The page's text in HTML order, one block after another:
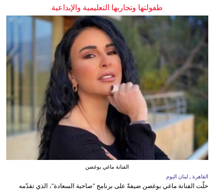
طفولتها وتجاربها التعليمية والإبداعية
الفنانة ماغي بوغصن
القاهرة ـ لبنان اليوم
حلّت الفنانة ماغي بوغصن ضيفةً على برنامج "صاحبة السعادة"، الذي تقدّمه